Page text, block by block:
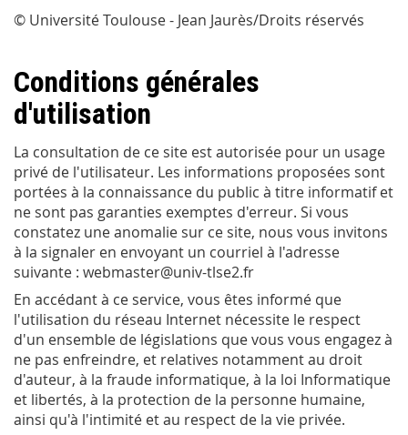
© Université Toulouse - Jean Jaurès/Droits réservés
Conditions générales
d'utilisation
La consultation de ce site est autorisée pour un usage
privé de l'utilisateur. Les informations proposées sont
portées à la connaissance du public à titre informatif et
ne sont pas garanties exemptes d'erreur. Si vous
constatez une anomalie sur ce site, nous vous invitons
à la signaler en envoyant un courriel à l'adresse
suivante : webmaster@univ-tlse2.fr
En accédant à ce service, vous êtes informé que
l'utilisation du réseau Internet nécessite le respect
d'un ensemble de législations que vous vous engagez à
ne pas enfreindre, et relatives notamment au droit
d'auteur, à la fraude informatique, à la loi Informatique
et libertés, à la protection de la personne humaine,
ainsi qu'à l'intimité et au respect de la vie privée.